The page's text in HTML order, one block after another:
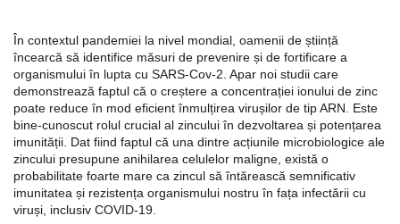
În contextul pandemiei la nivel mondial, oamenii de știință
încearcă să identifice măsuri de prevenire și de fortificare a
organismului în lupta cu SARS-Cov-2. Apar noi studii care
demonstrează faptul că o creștere a concentrației ionului de zinc
poate reduce în mod eficient înmulțirea virușilor de tip ARN. Este
bine-cunoscut rolul crucial al zincului în dezvoltarea și potențarea
imunității. Dat fiind faptul că una dintre acțiunile microbiologice ale
zincului presupune anihilarea celulelor maligne, există o
probabilitate foarte mare ca zincul să întărească semnificativ
imunitatea și rezistența organismului nostru în fața infectării cu
viruși, inclusiv COVID-19.